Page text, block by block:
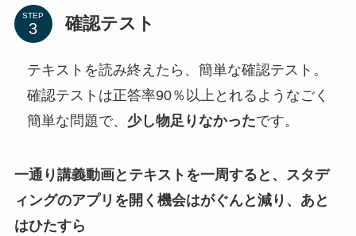
STEP 確認テスト
テキストを読み終えたら、簡単な確認テスト。
確認テストは正答率90％以上とれるようなごく
簡単な問題で、 少し物足りなかったです。
一通り講義動画とテキストを一周すると、スタデ
ィングのアプリを開く機会はがぐんと減り、あと
はひたすら